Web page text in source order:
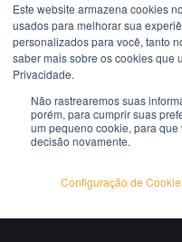
Este website armazena cookies
usados ​​para melhorar sua
personalizados para você, tanto
saber mais sobre os cookies que
Privacidade.
Não rastrearemos suas
porém, para cumprir suas
um pequeno cookie, para
decisão novamente.
Configuração de
sua